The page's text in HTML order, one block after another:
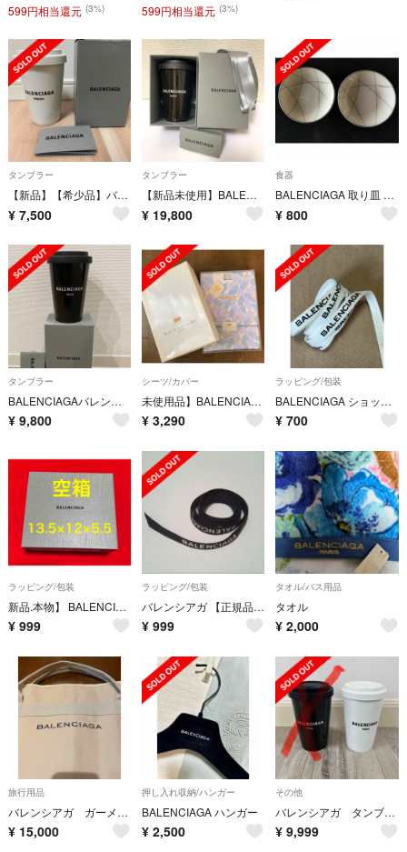
599円相当還元 (3%) 599円相当還元 (3%)
タンブラー
【新品】【希少品】バレンシアガ タンブラー ベネチア ホワイト
¥ 7,500
タンブラー
【新品未使用】BALENCIAGA TOKYO タンブラー ブラック リボン付
¥ 19,800
食器
BALENCIAGA 取り皿 新品未使
¥ 800
タンブラー
BALENCIAGAバレンシアガ マグカップ タンブラー 新品未使用 付属品あり
¥ 9,800
シーツ/カバー
未使用品】BALENCIAGA PARIS マイヤータオルシーツ
¥ 3,290
ラッピング/包装
BALENCIAGA ショップリボン 2m
¥ 700
ラッピング/包装
新品.本物】 BALENCIAGA バレンシアガ 空箱 13.5×12×5.5
¥ 999
ラッピング/包装
バレンシアガ 【正規品】 BALENCIAGA ロゴリボン ラッピング
¥ 999
タオル/バス用品
タオル
¥ 2,000
旅行用品
バレンシアガ ガーメントケース
¥ 15,000
押し入れ収納/ハンガー
BALENCIAGA ハンガー
¥ 2,500
その他
バレンシアガ タンブラー ホワイト のみ
¥ 9,999